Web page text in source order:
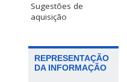
Sugestões de
aquisição
REPRESENTAÇÃO
DA INFORMAÇÃO